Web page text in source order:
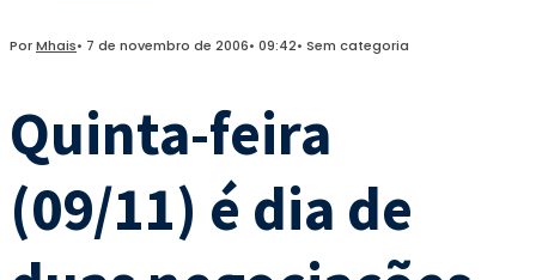
PorMhais• 7 de novembro de 2006• 09:42• Sem categoria
Quinta-feira
(09/11) é dia de